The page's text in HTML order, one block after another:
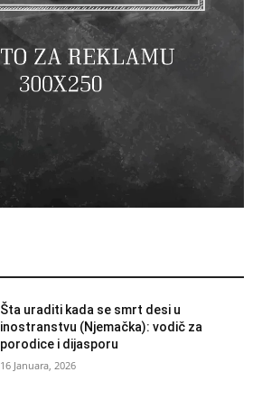
Šta uraditi kada se smrt desi u
inostranstvu (Njemačka): vodič za
porodice i dijasporu
16 Januara, 2026